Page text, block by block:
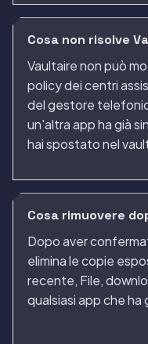
Cosa non risolve
Vaultaire non può
policy dei centri
del gestore
un'altra app ha già
hai spostato nel
Cosa rimuovere
Dopo aver
elimina le copie
recente, File,
qualsiasi app che ha